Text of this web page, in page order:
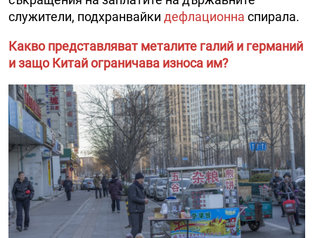
служители, подхранвайки дефлационна спирала.
Какво представляват металите галий и германий
и защо Китай ограничава износа им?